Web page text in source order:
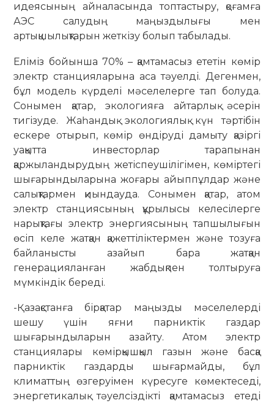
идеясының айналасында топтастыру, қоғамға
АЭС салудың маңыздылығы мен
артықшылықтарын жеткізу болып табылады.
Еліміз бойынша 70% – қамтамасыз ететін көмір
электр станцияларына аса тәуелді. Дегенмен,
бұл модель күрделі мәселелерге тап болуда.
Сонымен қатар, экологияға айтарлық әсерін
тигізуде. Жаһандық экологиялық күн тәртібін
ескере отырып, көмір өндіруді дамыту қазіргі
уақытта инвесторлар тарапынан
қаржыландырудың жетіспеушілігімен, көміртегі
шығарындыларына жоғары айыппұлдар және
салықтармен қиындауда. Сонымен қатар, атом
электр станциясының құрылысы келесілерге
нарықтағы электр энергиясының тапшылығын
өсіп келе жатқан қажеттіліктермен және тозуға
байланысты азайып бара жатқан
генерацияланған жабдықпен толтыруға
мүмкіндік береді.
-Қазақстанға бірқатар маңызды мәселелерді
шешу үшін яғни парниктік газдар
шығарындыларын азайту. Атом электр
станциялары көмірқышқыл газын және басқа
парниктік газдарды шығармайды, бұл
климаттың өзгеруімен күресуге көмектеседі,
энергетикалық тәуелсіздікті қамтамасыз етеді